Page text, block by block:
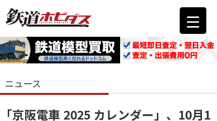
ニュース
「京阪電車 2025 カレンダー」、10月1